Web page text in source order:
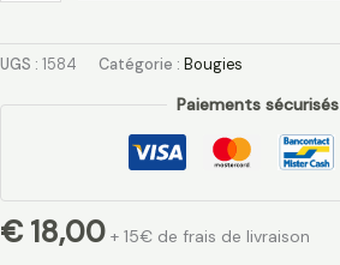
UGS : 1584 Catégorie : Bougies
Paiements sécurisés
€ 18,00 + 15€ de frais de livraison